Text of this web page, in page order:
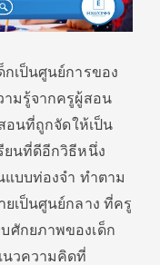
กเป็นศูนย์การของ
ามรู้จากครูผู้สอน
อนที่ถูกจัดให้เป็น
ยนที่ดีอีกวิธีหนึ่ง
แบบท่องจำ ทำตาม
เป็นศูนย์กลาง ที่ครู
ศักยภาพของเด็ก
นวความคิดที่